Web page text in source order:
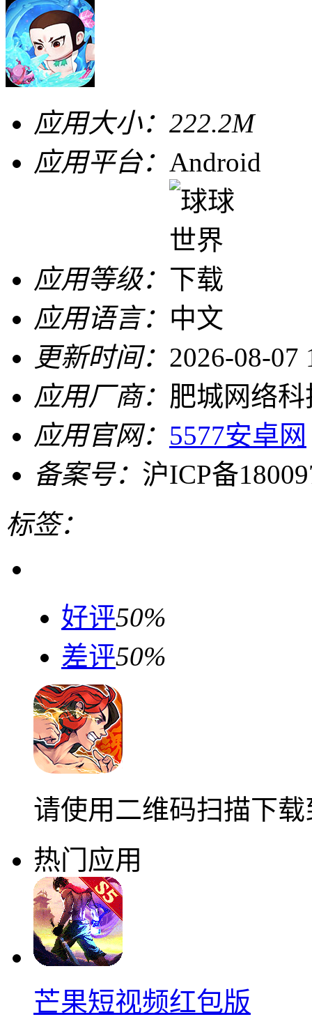
应用大小： 222.2M
应用平台： Android
应用等级：
应用语言： 中文
更新时间： 2026-08-07
应用厂商： 肥城网络
应用官网： 5577安卓网
备案号： 沪ICP备
标签：
好评50%
差评50%
请使用二维码扫描下
热门应用
芒果短视频红包版